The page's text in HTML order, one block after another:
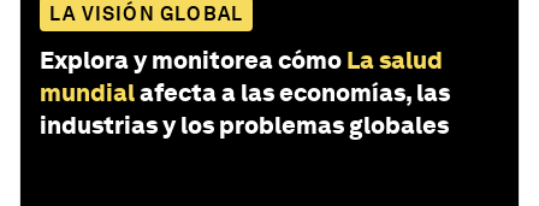
LA VISIÓN GLOBAL
Explora y monitorea cómo La salud
mundialafecta a las economías, las
industrias y los problemas globales